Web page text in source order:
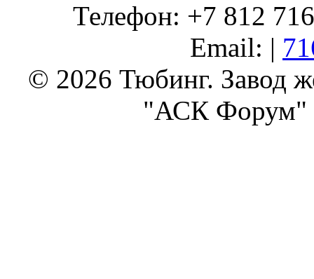
Телефон: +7 812
Email: |
© 2026 Тюбинг. Завод
"АСК Форум"